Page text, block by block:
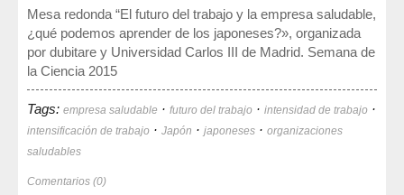
Nuestra propuesta
Blogs
Blog: Organización, Trabajo y Salud
Blog: Sociedad, Innovación y Salud
Mesa redonda “El futuro del trabajo y la empresa saludable,
¿qué podemos aprender de los japoneses?», organizada
por dubitare y Universidad Carlos III de Madrid. Semana de
la Ciencia 2015
Tags: empresa saludable · futuro del trabajo · intensidad de trabajo ·
intensificación de trabajo · Japón · japoneses · organizaciones
saludables
Comentarios (0)